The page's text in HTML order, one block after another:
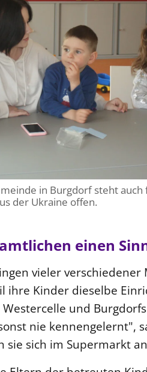
in Burgdorf steht auch
der Ukraine offen.
einen
vieler verschiedener
ihre Kinder dieselbe
und
nie kennengelernt",
sich im Supermarkt